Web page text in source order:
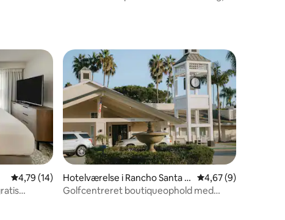
46 omtaler
4,79 ud af 5 i gennemsnitlig bedømmelse, 14 omtaler
4,79 (14)
Hotelværelse i Rancho Santa F
e
4,67 ud af 5 i
4,67 (9)
Golfcentreret boutiqueophold med